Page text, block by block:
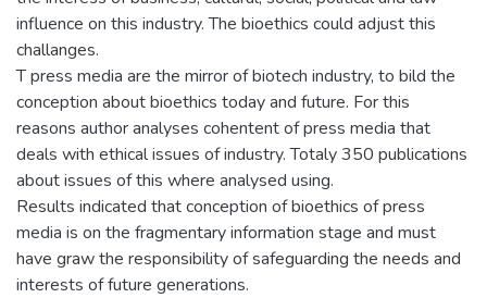
influence on this industry. The bioethics could adjust this
challanges.
T press media are the mirror of biotech industry, to bild the
conception about bioethics today and future. For this
reasons author analyses cohentent of press media that
deals with ethical issues of industry. Totaly 350 publications
about issues of this where analysed using.
Results indicated that conception of bioethics of press
media is on the fragmentary information stage and must
have graw the responsibility of safeguarding the needs and
interests of future generations.